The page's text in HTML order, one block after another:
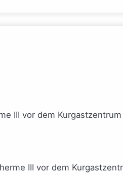
III vor dem Kurgastzentrum
III vor dem